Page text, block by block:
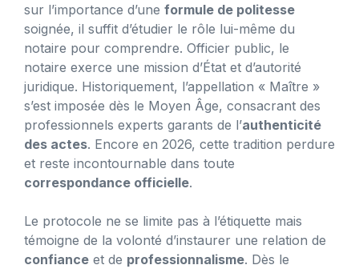
sur l’importance d’une formule de politesse
soignée, il suffit d’étudier le rôle lui-même du
notaire pour comprendre. Officier public, le
notaire exerce une mission d’État et d’autorité
juridique. Historiquement, l’appellation « Maître »
s’est imposée dès le Moyen Âge, consacrant des
professionnels experts garants de l’authenticité
des actes. Encore en 2026, cette tradition perdure
et reste incontournable dans toute
correspondance officielle.
Le protocole ne se limite pas à l’étiquette mais
témoigne de la volonté d’instaurer une relation de
confiance et de professionnalisme. Dès le